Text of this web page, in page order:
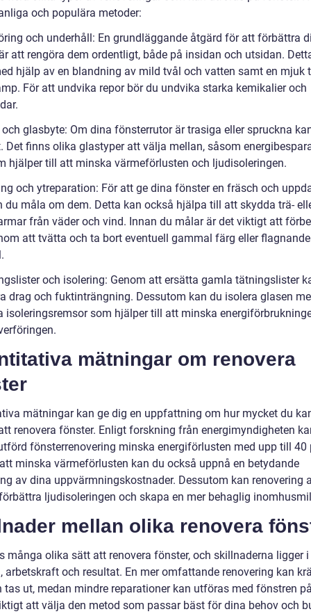
och populära metoder:
och underhåll: En grundläggande åtgärd för att förbättra
att rengöra dem ordentligt, både på insidan och utsidan.
hjälp av en blandning av mild tvål och vatten samt en mjuk
För att undvika repor bör du undvika starka kemikalier och
och glasbyte: Om dina fönsterrutor är trasiga eller spruckna
Det finns olika glastyper att välja mellan, såsom
hjälper till att minska värmeförlusten och ljudisoleringen.
och ytreparation: För att ge dina fönster en fräsch och
du måla om dem. Detta kan också hjälpa till att skydda trä-
från väder och vind. Innan du målar är det viktigt att
att tvätta och ta bort eventuell gammal färg eller flagnande
och isolering: Genom att ersätta gamla tätningslister
drag och fuktinträngning. Dessutom kan du isolera glasen
isoleringsremsor som hjälper till att minska
mätningar om renovera
mätningar kan ge dig en uppfattning om hur mycket du
renovera fönster. Enligt forskning från energimyndigheten
fönsterrenovering minska energiförlusten med upp till 40
minska värmeförlusten kan du också uppnå en betydande
av dina uppvärmningskostnader. Dessutom kan renovering
ljudisoleringen och skapa en mer behaglig
mellan olika renovera
många olika sätt att renovera fönster, och skillnaderna ligger i
arbetskraft och resultat. En mer omfattande renovering kan
tas ut, medan mindre reparationer kan utföras med fönstren
att välja den metod som passar bäst för dina behov och